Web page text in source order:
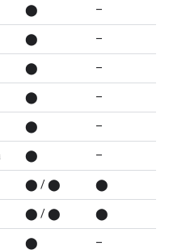
⬤ –
⬤ –
⬤ –
⬤ –
⬤ –
⬤ –
⬤ / ⬤ ⬤
⬤ / ⬤ ⬤
⬤ –